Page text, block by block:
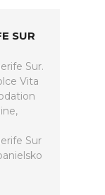
SUR
Sur.
Vita
Sur